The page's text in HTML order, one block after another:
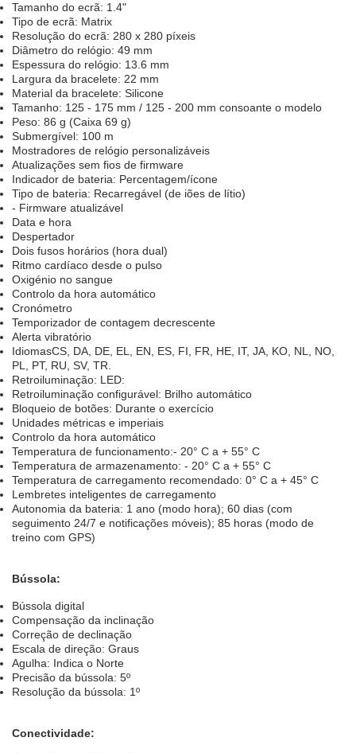
Tamanho do ecrã: 1.4"
Tipo de ecrã: Matrix
Resolução do ecrã: 280 x 280 píxeis
Diâmetro do relógio: 49 mm
Espessura do relógio: 13.6 mm
Largura da bracelete: 22 mm
Material da bracelete: Silicone
Tamanho: 125 - 175 mm / 125 - 200 mm consoante o modelo
Peso: 86 g (Caixa 69 g)
Submergível: 100 m
Mostradores de relógio personalizáveis
Atualizações sem fios de firmware
Indicador de bateria: Percentagem/ícone
Tipo de bateria: Recarregável (de iões de lítio)
- Firmware atualizável
Data e hora
Despertador
Dois fusos horários (hora dual)
Ritmo cardíaco desde o pulso
Oxigénio no sangue
Controlo da hora automático
Cronómetro
Temporizador de contagem decrescente
Alerta vibratório
IdiomasCS, DA, DE, EL, EN, ES, FI, FR, HE, IT, JA, KO, NL, NO,
PL, PT, RU, SV, TR.
Retroiluminação: LED:
Retroiluminação configurável: Brilho automático
Bloqueio de botões: Durante o exercício
Unidades métricas e imperiais
Controlo da hora automático
Temperatura de funcionamento:- 20° C a + 55° C
Temperatura de armazenamento: - 20° C a + 55° C
Temperatura de carregamento recomendado: 0° C a + 45° C
Lembretes inteligentes de carregamento
Autonomia da bateria: 1 ano (modo hora); 60 dias (com
seguimento 24/7 e notificações móveis); 85 horas (modo de
treino com GPS)
Bússola:
Bússola digital
Compensação da inclinação
Correção de declinação
Escala de direção: Graus
Agulha: Indica o Norte
Precisão da bússola: 5º
Resolução da bússola: 1º
Conectividade: